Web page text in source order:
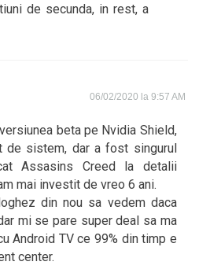
de secunda, in rest, a
06/02/2020 la 9:57 AM
beta pe Nvidia Shield,
de sistem, dar a fost singurul
Assasins Creed la detalii
mai investit de vreo 6 ani.
din nou sa vedem daca
mi se pare super deal sa ma
Android TV ce 99% din timp e
center.